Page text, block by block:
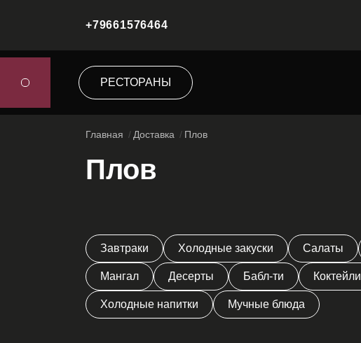
+79661576464
РЕСТОРАНЫ
Главная Доставка Плов
Плов
Завтраки Холодные закуски Салаты
Мангал Десерты Бабл-ти Коктейли
Холодные напитки Мучные блюда